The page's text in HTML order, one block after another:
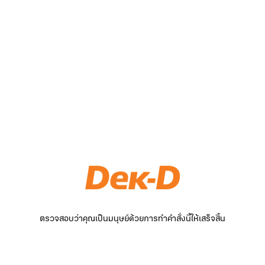
ตรวจสอบว่าคุณเป็นมนุษย์ด้วยการทำคำสั่งนี้ให้เสร็จสิ้น